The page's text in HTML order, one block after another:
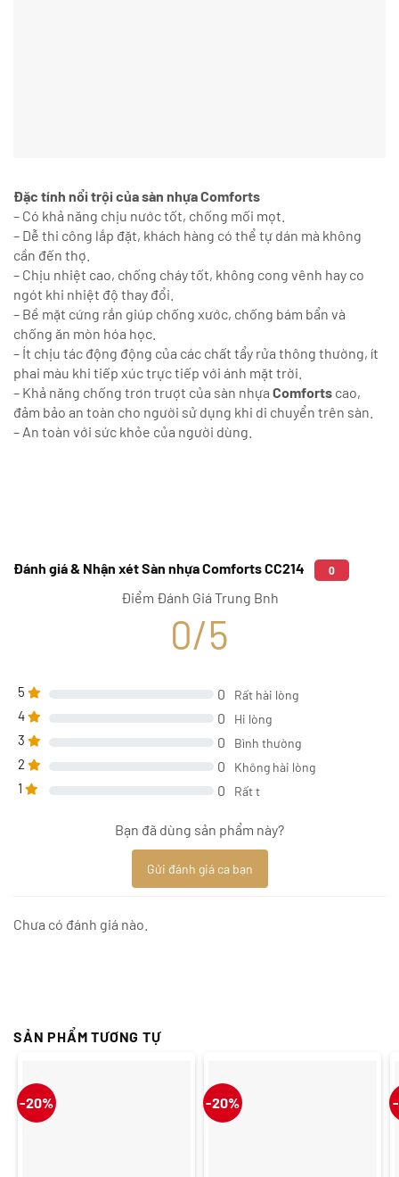
Đặc tính nổi trội của sàn nhựa Comforts
– Có khả năng chịu nước tốt, chống mối mọt.
– Dễ thi công lắp đặt, khách hàng có thể tự dán mà không
cần đến thợ.
– Chịu nhiệt cao, chống cháy tốt, không cong vênh hay co
ngót khi nhiệt độ thay đổi.
– Bề mặt cứng rắn giúp chống xước, chống bám bẩn và
chống ăn mòn hóa học.
– Ít chịu tác động động của các chất tẩy rửa thông thường, ít
phai màu khi tiếp xúc trực tiếp với ánh mặt trời.
– Khả năng chống trơn trượt của sàn nhựa Comforts cao,
đảm bảo an toàn cho người sử dụng khi di chuyển trên sàn.
– An toàn với sức khỏe của người dùng.
Đánh giá & Nhận xét Sàn nhựa Comforts CC214 0
Điểm Đánh Giá Trung Bnh
0/5
5 0 Rất hài lòng
4 0 Hi lòng
3 0 Bình thường
2 0 Không hài lòng
1 0 Rất t
Bạn đã dùng sản phẩm này?
Gửi đánh giá ca bạn
Chưa có đánh giá nào.
SẢN PHẨM TƯƠNG TỰ
-20% -20%